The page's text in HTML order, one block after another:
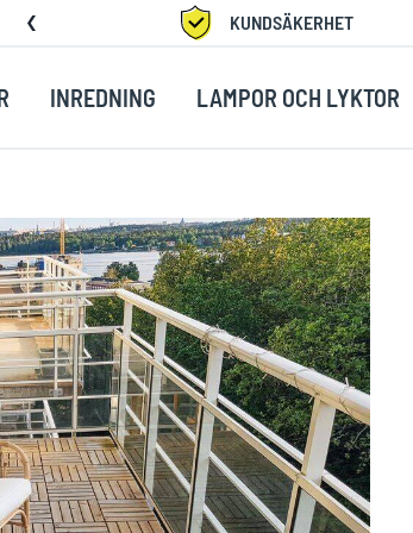
KUNDSÄKERHET
INREDNING LAMPOR OCH LYKTOR